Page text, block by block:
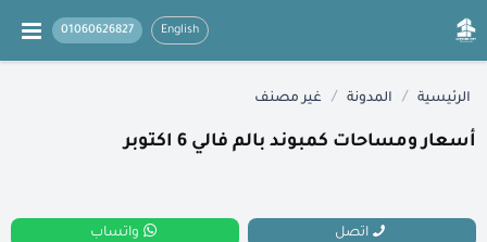
English
01060626827
الرئيسية / المدونة / غير مصنف
أسعار ومساحات كمبوند بالم فالي 6 اكتوبر
اتصل واتساب